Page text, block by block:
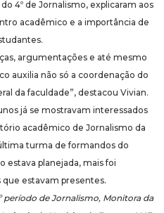
4º de Jornalismo, explicaram aos
acadêmico e a importância de
argumentações e até mesmo
auxilia não só a coordenação do
da faculdade”, destacou Vivian.
já se mostravam interessados
acadêmico de Jornalismo da
turma de formandos do
estava planejada, mais foi
que estavam presentes.
período de Jornalismo, Monitora da